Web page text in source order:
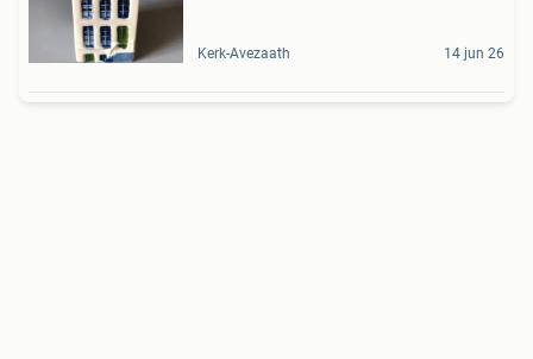
Kerk-Avezaath 14 jun 26